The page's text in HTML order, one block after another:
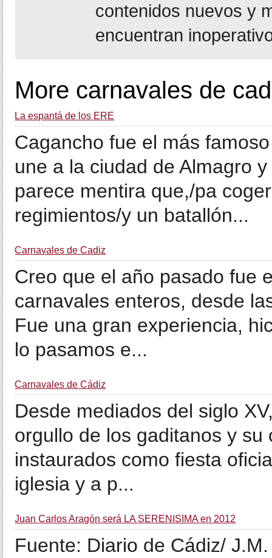
contenidos nuevos y
encuentran
More carnavales de
La espantá de los ERE
Cagancho fue el más
une a la ciudad de Almagro
parece mentira que,/pa
regimientos/y un batallón...
Carnavales de Cadiz
Creo que el año pasado fue
carnavales enteros, desde
Fue una gran experiencia,
lo pasamos e...
Carnavales de Cádiz
Desde mediados del siglo
orgullo de los gaditanos y
instaurados como fiesta
iglesia y a p...
Juan Carlos Aragón será LA SERENÍSIMA en 2012
Fuente: Diario de Cádiz/